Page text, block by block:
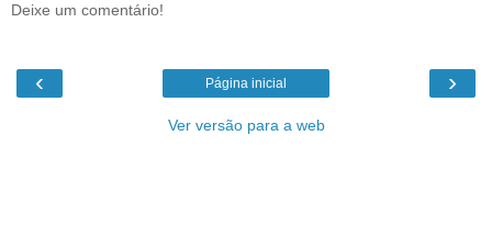
Deixe um comentário!
‹ ›
Página inicial
Ver versão para a web